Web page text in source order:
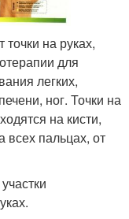
на руках,
для
легких,
ног. Точки на
на кисти,
всех пальцах, от